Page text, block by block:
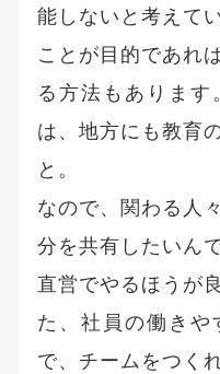
能しないと考えて
ことが目的であれ
る方法もありま
は、地方にも教育
と。
なので、関わる人
分を共有したいん
直営でやるほうが
た、社員の働き
で、チームをつく